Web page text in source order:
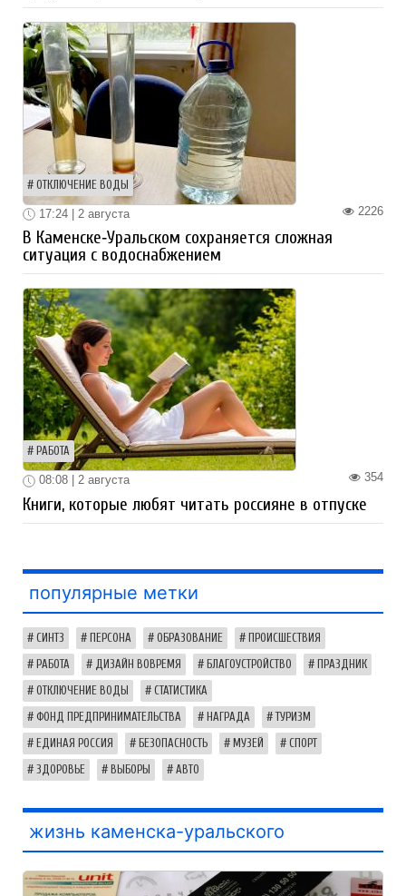
ОТКЛЮЧЕНИЕ ВОДЫ
2226
17:24 | 2 августа
В Каменске‑Уральском сохраняется сложная
ситуация с водоснабжением
РАБОТА
354
08:08 | 2 августа
Книги, которые любят читать россияне в отпуске
популярные метки
СИНТЗ ПЕРСОНА ОБРАЗОВАНИЕ ПРОИСШЕСТВИЯ
РАБОТА ДИЗАЙН ВОВРЕМЯ БЛАГОУСТРОЙСТВО ПРАЗДНИК
ОТКЛЮЧЕНИЕ ВОДЫ СТАТИСТИКА
ФОНД ПРЕДПРИНИМАТЕЛЬСТВА НАГРАДА ТУРИЗМ
ЕДИНАЯ РОССИЯ БЕЗОПАСНОСТЬ МУЗЕЙ СПОРТ
ЗДОРОВЬЕ ВЫБОРЫ АВТО
жизнь каменска-уральского